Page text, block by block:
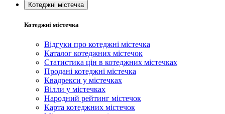
Котеджні містечка
Котеджні містечка
Відгуки про котеджні містечка
Каталог котеджних містечок
Статистика цін в котеджних містечках
Продані котеджні містечка
Квадрекси у містечках
Вілли у містечках
Народний рейтинг містечок
Карта котеджних містечок